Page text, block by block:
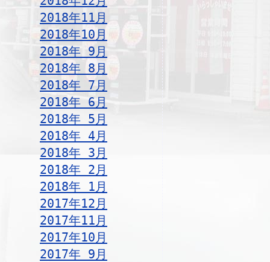
2018年11月
2018年10月
2018年 9月
2018年 8月
2018年 7月
2018年 6月
2018年 5月
2018年 4月
2018年 3月
2018年 2月
2018年 1月
2017年12月
2017年11月
2017年10月
2017年 9月